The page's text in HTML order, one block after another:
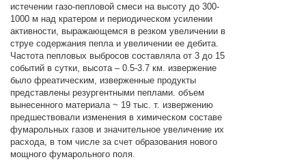
истечении газо-пепловой смеси на высоту до 300-
1000 м над кратером и периодическом усилении
активности, выражающемся в резком увеличении в
струе содержания пепла и увеличении ее дебита.
Частота пепловых выбросов составляла от 3 до 15
событий в сутки, высота – 0.5-3.7 км. извержение
было фреатическим, изверженные продукты
представлены резургентными пеплами. объем
вынесенного материала ~ 19 тыс. т. извержению
предшествовали изменения в химическом составе
фумарольных газов и значительное увеличение их
расхода, в том числе за счет образования нового
мощного фумарольного поля.